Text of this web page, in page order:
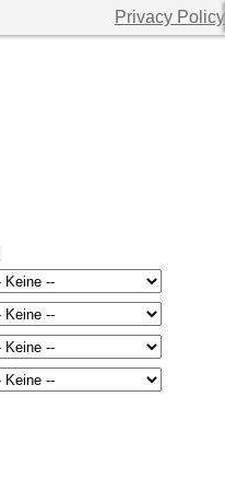
Privacy Policy